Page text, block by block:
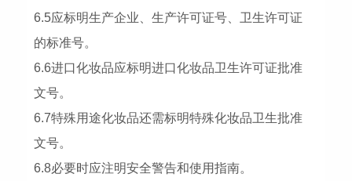
6.5应标明生产企业、生产许可证号、卫生许可证
的标准号。
6.6进口化妆品应标明进口化妆品卫生许可证批准
文号。
6.7特殊用途化妆品还需标明特殊化妆品卫生批准
文号。
6.8必要时应注明安全警告和使用指南。